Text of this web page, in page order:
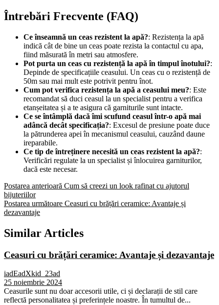
Întrebări Frecvente (FAQ)
Ce înseamnă un ceas rezistent la apă?: Rezistența la apă
indică cât de bine un ceas poate rezista la contactul cu apa,
fiind măsurată în metri sau atmosfere.
Pot purta un ceas cu rezistență la apă în timpul înotului?:
Depinde de specificațiile ceasului. Un ceas cu o rezistență de
50m sau mai mult este potrivit pentru înot.
Cum pot verifica rezistența la apă a ceasului meu?: Este
recomandat să duci ceasul la un specialist pentru a verifica
etanșeitatea și a te asigura că garniturile sunt intacte.
Ce se întâmplă dacă îmi scufund ceasul într-o apă mai
adâncă decât specificația?: Excesul de presiune poate duce
la pătrunderea apei în mecanismul ceasului, cauzând daune
ireparabile.
Ce tip de întreținere necesită un ceas rezistent la apă?:
Verificări regulate la un specialist și înlocuirea garniturilor,
dacă este necesar.
Postarea anterioară Cum să creezi un look rafinat cu ajutorul
bijuteriilor
Postarea următoare Ceasuri cu brățări ceramice: Avantaje și
dezavantaje
Similar Articles
Ceasuri cu brățări ceramice: Avantaje și dezavantaje
iadEadXkid_23ad
25 noiembrie 2024
Ceasurile sunt nu doar accesorii utile, ci și declarații de stil care
reflectă personalitatea și preferințele noastre. În tumultul de...